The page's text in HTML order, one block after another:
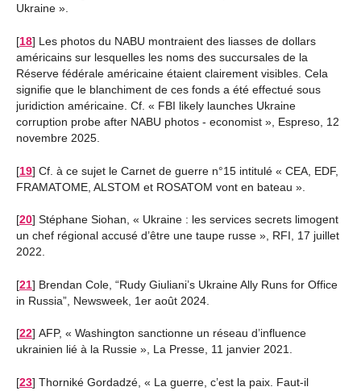
Ukraine ».
[18]
Les photos du NABU montraient des liasses de dollars
américains sur lesquelles les noms des succursales de la
Réserve fédérale américaine étaient clairement visibles. Cela
signifie que le blanchiment de ces fonds a été effectué sous
juridiction américaine. Cf. « FBI likely launches Ukraine
corruption probe after NABU photos - economist », Espreso, 12
novembre 2025.
[19] Cf. à ce sujet le Carnet de guerre n°15 intitulé « CEA, EDF,
FRAMATOME, ALSTOM et ROSATOM vont en bateau ».
[20] Stéphane Siohan, « Ukraine : les services secrets limogent
un chef régional accusé d’être une taupe russe », RFI, 17 juillet
2022.
[21] Brendan Cole, “Rudy Giuliani’s Ukraine Ally Runs for Office
in Russia”, Newsweek, 1er août 2024.
[22] AFP, « Washington sanctionne un réseau d’influence
ukrainien lié à la Russie », La Presse, 11 janvier 2021.
[23] Thorniké Gordadzé, « La guerre, c’est la paix. Faut-il